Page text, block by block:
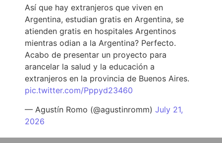
Así que hay extranjeros que viven en
Argentina, estudian gratis en Argentina, se
atienden gratis en hospitales Argentinos
mientras odian a la Argentina? Perfecto.
Acabo de presentar un proyecto para
arancelar la salud y la educación a
extranjeros en la provincia de Buenos Aires.
pic.twitter.com/Pppyd23460
— Agustín Romo (@agustinromm) July 21,
2026